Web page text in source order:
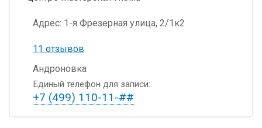
Адрес: 1-я Фрезерная улица, 2/1к2
11 отзывов
Андроновка
Единый телефон для записи:
+7 (499) 110-11-##